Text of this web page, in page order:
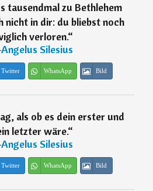
tausendmal zu Bethlehem
nicht in dir: du bliebst noch
verloren.“
Angelus Silesius
Twitter WhatsApp Bild
als ob es dein erster und
letzter wäre.“
Angelus Silesius
Twitter WhatsApp Bild